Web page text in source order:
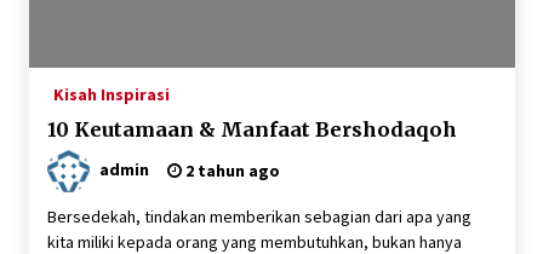
Kisah Inspirasi
10 Keutamaan & Manfaat Bershodaqoh
admin 2 tahun ago
Bersedekah, tindakan memberikan sebagian dari apa yang
kita miliki kepada orang yang membutuhkan, bukan hanya